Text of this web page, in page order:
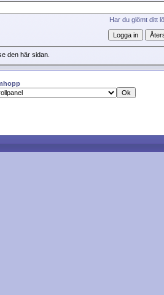
Har du glömt ditt
den här sidan.